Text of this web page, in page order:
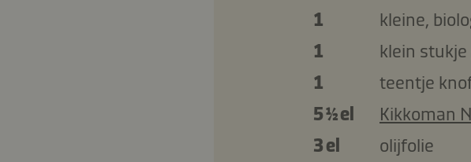
1
kleine,
1
klein
1
teentje
5 ½ el
Kikkoman
3 el
olijfolie